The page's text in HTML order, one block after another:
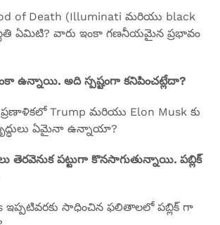
of Death (Illuminati మరియు black
స్థితి ఏమిటి? వారు ఇంకా గణనీయమైన ప్రభావం
ఉన్నాయి. అది స్పష్టంగా కనిపించట్లేదా?
ప్రణాళికలో Trump మరియు Elon Musk కు
ఏమైనా ఉన్నాయా?
తెరవెనుక పట్టుగా కొనసాగుతున్నాయి. పబ్లిక్
ఇప్పటివరకు సాధించిన ఫలితాలలో పబ్లిక్ గా